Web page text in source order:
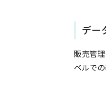
デー
販売管
ベルで